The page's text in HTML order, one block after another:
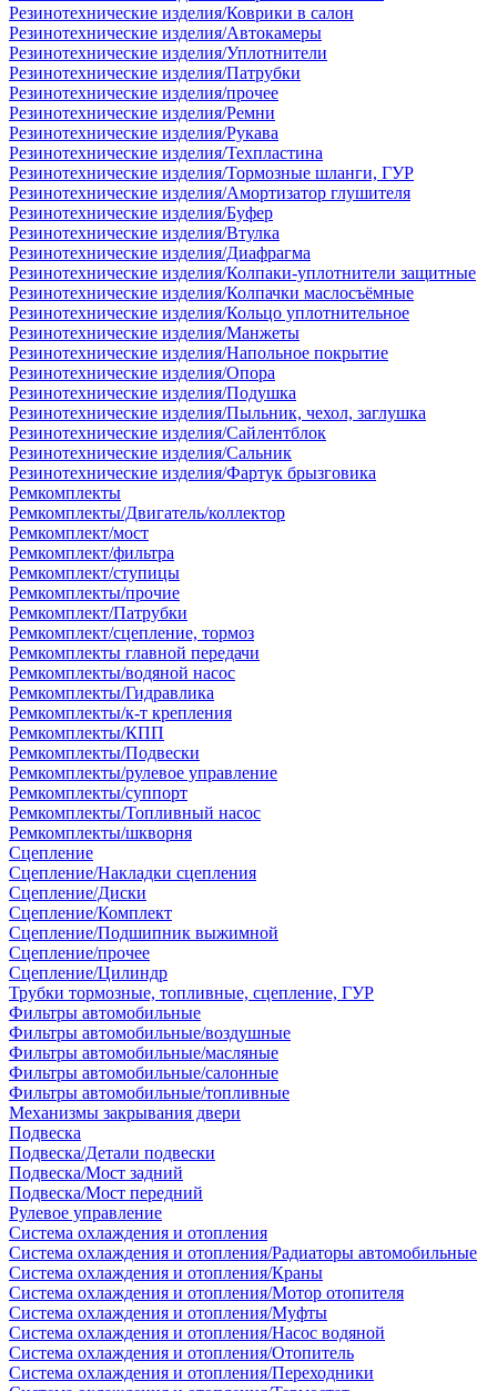
Резинотехнические изделия/Коврики в салон
Резинотехнические изделия/Автокамеры
Резинотехнические изделия/Уплотнители
Резинотехнические изделия/Патрубки
Резинотехнические изделия/прочее
Резинотехнические изделия/Ремни
Резинотехнические изделия/Рукава
Резинотехнические изделия/Техпластина
Резинотехнические изделия/Тормозные шланги, ГУР
Резинотехнические изделия/Амортизатор глушителя
Резинотехнические изделия/Буфер
Резинотехнические изделия/Втулка
Резинотехнические изделия/Диафрагма
Резинотехнические изделия/Колпаки-уплотнители защитные
Резинотехнические изделия/Колпачки маслосъёмные
Резинотехнические изделия/Кольцо уплотнительное
Резинотехнические изделия/Манжеты
Резинотехнические изделия/Напольное покрытие
Резинотехнические изделия/Опора
Резинотехнические изделия/Подушка
Резинотехнические изделия/Пыльник, чехол, заглушка
Резинотехнические изделия/Сайлентблок
Резинотехнические изделия/Сальник
Резинотехнические изделия/Фартук брызговика
Ремкомплекты
Ремкомплекты/Двигатель/коллектор
Ремкомплект/мост
Ремкомплект/фильтра
Ремкомплект/ступицы
Ремкомплекты/прочие
Ремкомплект/Патрубки
Ремкомплект/сцепление, тормоз
Ремкомплекты главной передачи
Ремкомплекты/водяной насос
Ремкомплекты/Гидравлика
Ремкомплекты/к-т крепления
Ремкомплекты/КПП
Ремкомплекты/Подвески
Ремкомплекты/рулевое управление
Ремкомплекты/суппорт
Ремкомплекты/Топливный насос
Ремкомплекты/шкворня
Сцепление
Сцепление/Накладки сцепления
Сцепление/Диски
Сцепление/Комплект
Сцепление/Подшипник выжимной
Сцепление/прочее
Сцепление/Цилиндр
Трубки тормозные, топливные, сцепление, ГУР
Фильтры автомобильные
Фильтры автомобильные/воздушные
Фильтры автомобильные/масляные
Фильтры автомобильные/салонные
Фильтры автомобильные/топливные
Механизмы закрывания двери
Подвеска
Подвеска/Детали подвески
Подвеска/Мост задний
Подвеска/Мост передний
Рулевое управление
Система охлаждения и отопления
Система охлаждения и отопления/Радиаторы автомобильные
Система охлаждения и отопления/Краны
Система охлаждения и отопления/Мотор отопителя
Система охлаждения и отопления/Муфты
Система охлаждения и отопления/Насос водяной
Система охлаждения и отопления/Отопитель
Система охлаждения и отопления/Переходники